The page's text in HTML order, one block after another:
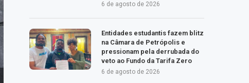
6 de agosto de 2026
Entidades estudantis fazem blitz
na Câmara de Petrópolis e
pressionam pela derrubada do
veto ao Fundo da Tarifa Zero
6 de agosto de 2026